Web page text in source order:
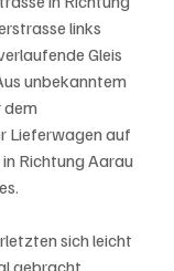
links
Gleis
unbekanntem
dem
Lieferwagen auf
Richtung Aarau
sich leicht